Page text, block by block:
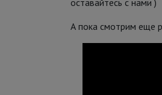
оставайтесь с нами )
А пока смотрим еще